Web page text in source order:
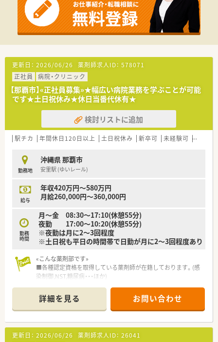
更新日： 2026/06/26 薬剤師求人ID： 578071
正社員
病院・クリニック
【那覇市】«正社員募集»★幅広い病院業務を学ぶことが可能
です★土日祝休み★休日当番代休有★
検討リストに追加
駅チカ 年間休日120日以上 土日祝休み 新卒可 未経験可 ブラン
勤務地
沖縄県 那覇市
安里駅 (ゆいレール)
給与
年収420万円～580万円
月給260,000円～360,000円
勤務
時間
月～金 08:30～17:10(休憩55分)
夜勤 17:00～10:20(休憩55分)
※夜勤は月に2～3回程度
※土日祝も平日の時間帯で日勤が月に2～3回程度あり
«こんな薬剤部です»
■各種認定資格を取得している薬剤師が在籍しております。(感
染制御,NST,糖尿病・・・ほか)
いようにされています。
■新卒入社の薬剤師からベテランまで幅広い年齢層です。(20代
～50代)
詳細を見る お問い合わせ
更新日： 2026/06/26 薬剤師求人ID： 26041